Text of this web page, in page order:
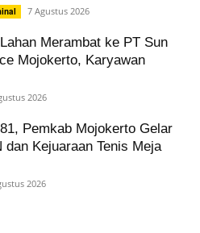
7 Agustus 2026
Merambat ke PT Sun
Mojokerto, Karyawan
2026
Pemkab Mojokerto Gelar
dan Kejuaraan Tenis Meja
2026